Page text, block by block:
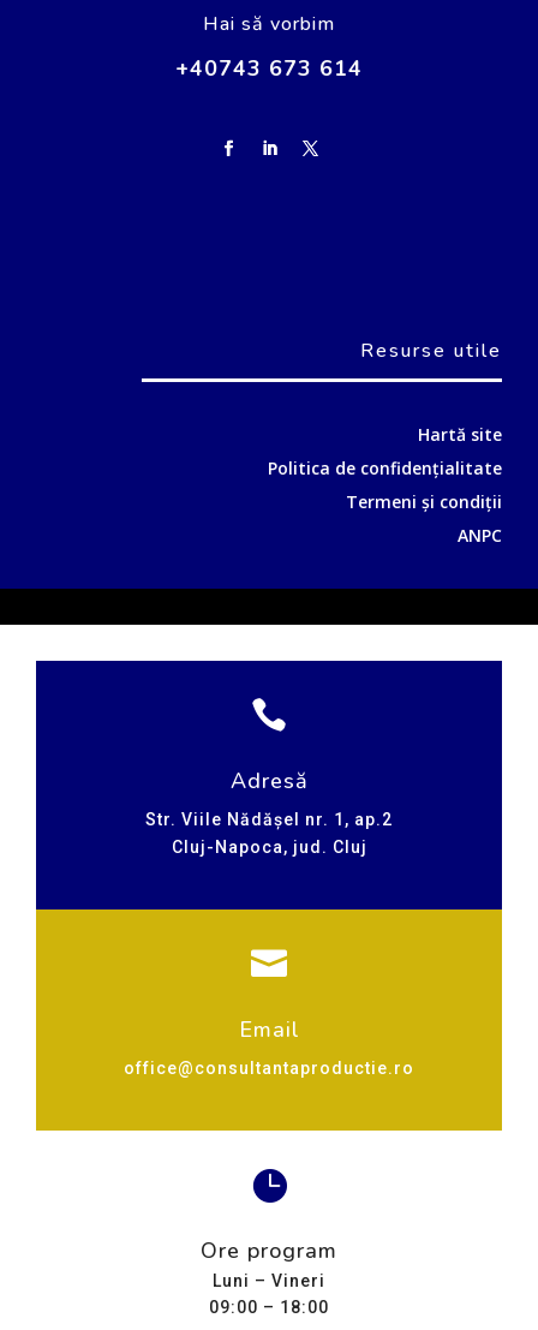
Hai să vorbim
+40743 673 614
Resurse utile
Hartă site
Politica de confidențialitate
Termeni și condiții
ANPC

Adresă
Str. Viile Nădășel nr. 1, ap.2
Cluj-Napoca, jud. Cluj

Email
office@consultantaproductie.ro

Ore program
Luni – Vineri
09:00 – 18:00